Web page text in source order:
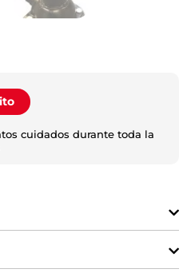
cuidados durante toda la